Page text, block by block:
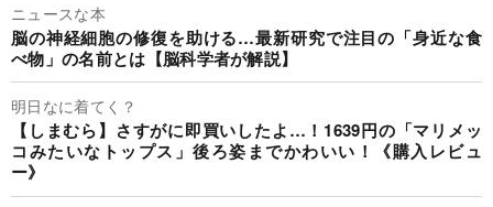
ニュースな本
脳の神経細胞の修復を助ける…最新研究で注目の「身近な食
べ物」の名前とは【脳科学者が解説】
明日なに着てく？
【しまむら】さすがに即買いしたよ…！1639円の「マリメッ
コみたいなトップス」後ろ姿までかわいい！《購入レビュ
ー》